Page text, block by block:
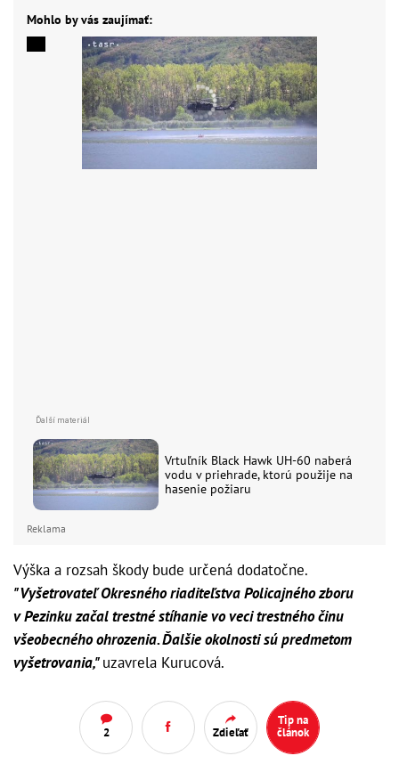
Mohlo by vás zaujímať:
Vrtuľník Black Hawk UH-60 naberá
vodu v priehrade, ktorú použije na
hasenie požiaru
Reklama
Výška a rozsah škody bude určená dodatočne.
"Vyšetrovateľ Okresného riaditeľstva Policajného zboru
v Pezinku začal trestné stíhanie vo veci trestného činu
všeobecného ohrozenia. Ďalšie okolnosti sú predmetom
vyšetrovania,"uzavrela Kurucová.
2 Zdieľať
Tip na
článok